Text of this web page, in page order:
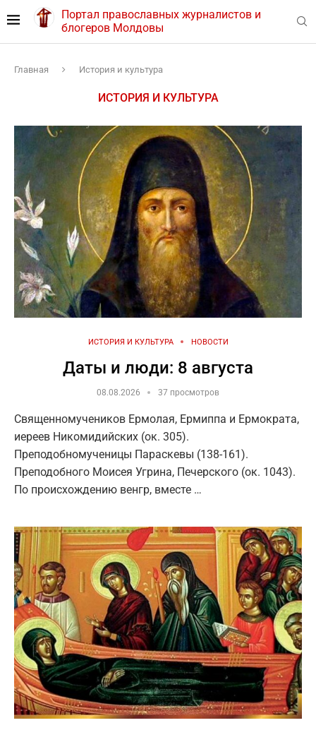
Портал православных журналистов и
блогеров Молдовы
Главная История и культура
ИСТОРИЯ И КУЛЬТУРА
ИСТОРИЯ И КУЛЬТУРА НОВОСТИ
Даты и люди: 8 августа
08.08.2026 37 просмотров
Священномучеников Ермолая, Ермиппа и Ермократа,
иереев Никомидийских (ок. 305).
Преподобномученицы Параскевы (138-161).
Преподобного Моисея Угрина, Печерского (ок. 1043).
По происхождению венгр, вместе …